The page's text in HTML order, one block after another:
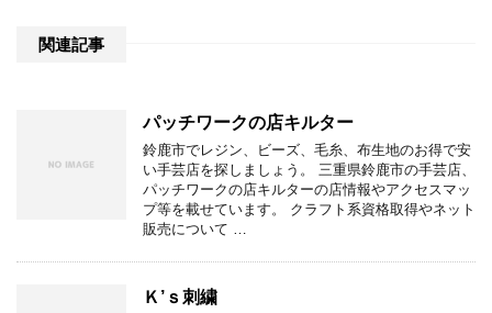
関連記事
パッチワークの店キルター
鈴鹿市でレジン、ビーズ、毛糸、布生地のお得で安
い手芸店を探しましょう。 三重県鈴鹿市の手芸店、
パッチワークの店キルターの店情報やアクセスマッ
プ等を載せています。 クラフト系資格取得やネット
販売について …
Ｋ’ｓ刺繍